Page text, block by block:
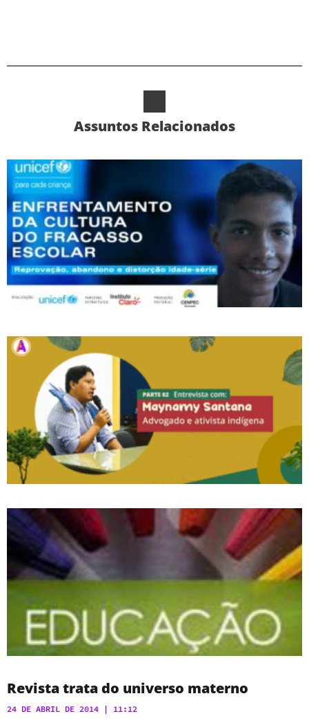
Assuntos Relacionados
Revista trata do universo materno
24 DE ABRIL DE 2014 11:12